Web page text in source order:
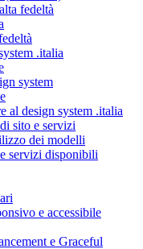
fedeltà
.italia
system
al design system .italia
sito e servizi
dei modelli
servizi disponibili
e accessibile
e Graceful